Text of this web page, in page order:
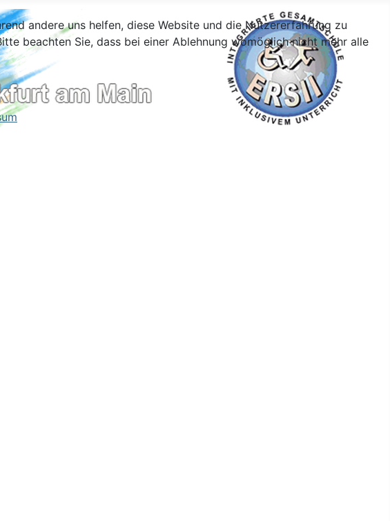
andere uns helfen, diese Website und die Nutzererfahrung zu
beachten Sie, dass bei einer Ablehnung womöglich nicht mehr alle